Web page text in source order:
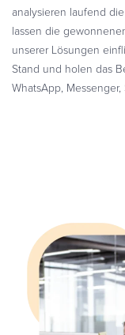
analysieren laufend
lassen die
unserer Lösungen
Stand und holen das
WhatsApp, Messenger,